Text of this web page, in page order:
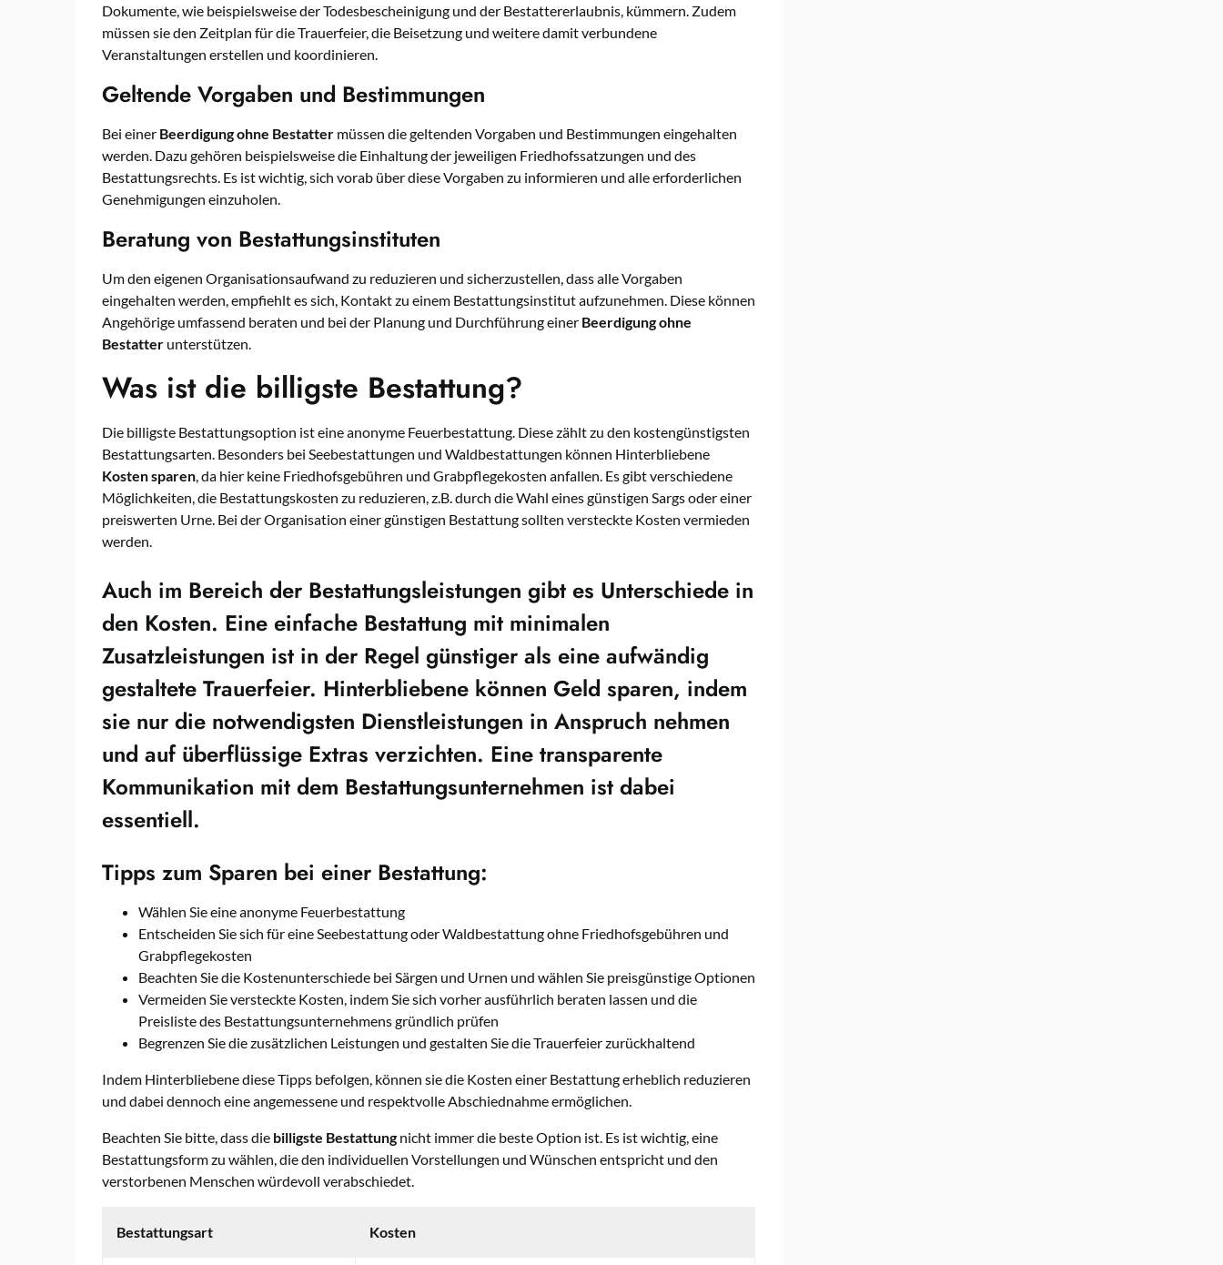
Dokumente, wie beispielsweise der Todesbescheinigung und der Bestattererlaubnis, kümmern. Zudem
müssen sie den Zeitplan für die Trauerfeier, die Beisetzung und weitere damit verbundene
Veranstaltungen erstellen und koordinieren.
Geltende Vorgaben und Bestimmungen
Bei einer Beerdigung ohne Bestatter müssen die geltenden Vorgaben und Bestimmungen eingehalten
werden. Dazu gehören beispielsweise die Einhaltung der jeweiligen Friedhofssatzungen und des
Bestattungsrechts. Es ist wichtig, sich vorab über diese Vorgaben zu informieren und alle erforderlichen
Genehmigungen einzuholen.
Beratung von Bestattungsinstituten
Um den eigenen Organisationsaufwand zu reduzieren und sicherzustellen, dass alle Vorgaben
eingehalten werden, empfiehlt es sich, Kontakt zu einem Bestattungsinstitut aufzunehmen. Diese können
Angehörige umfassend beraten und bei der Planung und Durchführung einer Beerdigung ohne
Bestatter unterstützen.
Was ist die billigste Bestattung?
Die billigste Bestattungsoption ist eine anonyme Feuerbestattung. Diese zählt zu den kostengünstigsten
Bestattungsarten. Besonders bei Seebestattungen und Waldbestattungen können Hinterbliebene
Kosten sparen , da hier keine Friedhofsgebühren und Grabpflegekosten anfallen. Es gibt verschiedene
Möglichkeiten, die Bestattungskosten zu reduzieren, z.B. durch die Wahl eines günstigen Sargs oder einer
preiswerten Urne. Bei der Organisation einer günstigen Bestattung sollten versteckte Kosten vermieden
werden.
Auch im Bereich der Bestattungsleistungen gibt es Unterschiede in
den Kosten. Eine einfache Bestattung mit minimalen
Zusatzleistungen ist in der Regel günstiger als eine aufwändig
gestaltete Trauerfeier. Hinterbliebene können Geld sparen, indem
sie nur die notwendigsten Dienstleistungen in Anspruch nehmen
und auf überflüssige Extras verzichten. Eine transparente
Kommunikation mit dem Bestattungsunternehmen ist dabei
essentiell.
Tipps zum Sparen bei einer Bestattung:
Wählen Sie eine anonyme Feuerbestattung
Entscheiden Sie sich für eine Seebestattung oder Waldbestattung ohne Friedhofsgebühren und
Grabpflegekosten
Beachten Sie die Kostenunterschiede bei Särgen und Urnen und wählen Sie preisgünstige Optionen
Vermeiden Sie versteckte Kosten, indem Sie sich vorher ausführlich beraten lassen und die
Preisliste des Bestattungsunternehmens gründlich prüfen
Begrenzen Sie die zusätzlichen Leistungen und gestalten Sie die Trauerfeier zurückhaltend
Indem Hinterbliebene diese Tipps befolgen, können sie die Kosten einer Bestattung erheblich reduzieren
und dabei dennoch eine angemessene und respektvolle Abschiednahme ermöglichen.
Beachten Sie bitte, dass die billigste Bestattung nicht immer die beste Option ist. Es ist wichtig, eine
Bestattungsform zu wählen, die den individuellen Vorstellungen und Wünschen entspricht und den
verstorbenen Menschen würdevoll verabschiedet.
Bestattungsart Kosten